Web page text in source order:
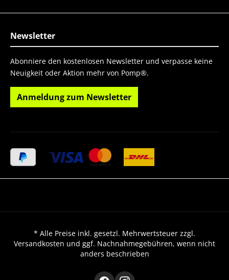
Newsletter
Abonniere den kostenlosen Newsletter und verpasse keine
Neuigkeit oder Aktion mehr von Pomp®.
Anmeldung zum Newsletter
* Alle Preise inkl. gesetzl. Mehrwertsteuer zzgl.
Versandkosten und ggf. Nachnahmegebühren, wenn nicht
anders beschrieben